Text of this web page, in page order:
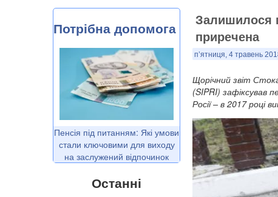
Потрібна допомога
Пенсія під питанням: Які умови
стали ключовими для виходу
на заслужений відпочинок
Останні
Залишилося
приречена
п’ятниця, 4 травень
Щорічний звіт
(SIPRI) зафіксував
Росії – в 2017 році